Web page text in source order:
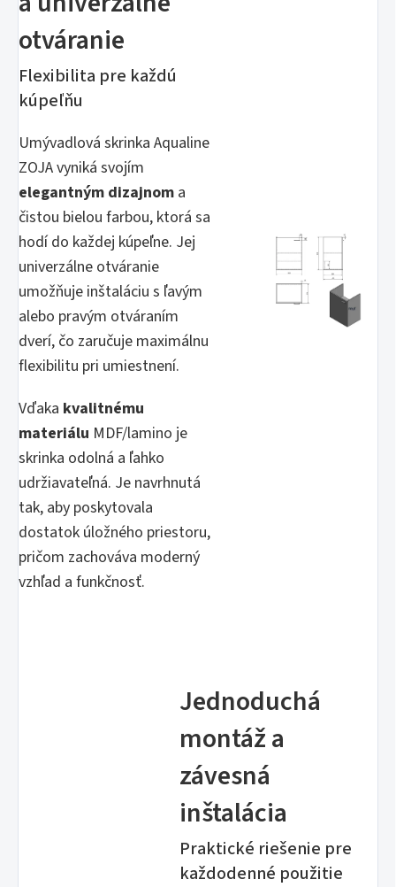
otváranie
Flexibilita pre každú
kúpeľňu
Umývadlová skrinka Aqualine
ZOJA vyniká svojím
elegantným dizajnom a
čistou bielou farbou, ktorá sa
hodí do každej kúpeľne. Jej
univerzálne otváranie
umožňuje inštaláciu s ľavým
alebo pravým otváraním
dverí, čo zaručuje maximálnu
flexibilitu pri umiestnení.
Vďaka kvalitnému
materiálu MDF/lamino je
skrinka odolná a ľahko
udržiavateľná. Je navrhnutá
tak, aby poskytovala
dostatok úložného priestoru,
pričom zachováva moderný
vzhľad a funkčnosť.
Jednoduchá
montáž a
závesná
inštalácia
Praktické riešenie pre
každodenné použitie